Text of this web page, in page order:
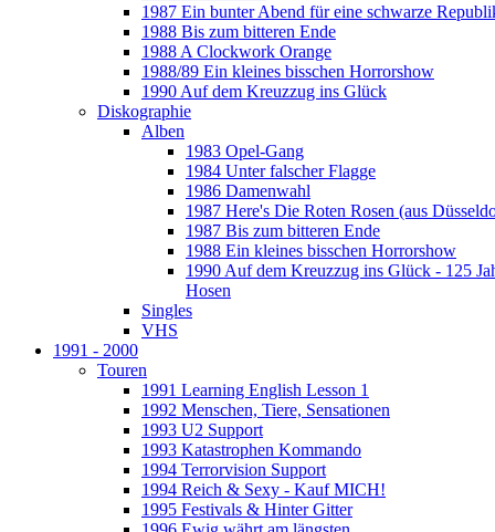
1987 Ein bunter Abend für eine schwarze
1988 Bis zum bitteren Ende
1988 A Clockwork Orange
1988/89 Ein kleines bisschen Horrorshow
1990 Auf dem Kreuzzug ins Glück
Diskographie
Alben
1983 Opel-Gang
1984 Unter falscher Flagge
1986 Damenwahl
1987 Here's Die Roten Rosen (aus
1987 Bis zum bitteren Ende
1988 Ein kleines bisschen Horrorshow
1990 Auf dem Kreuzzug ins Glück - 125
Hosen
Singles
VHS
1991 - 2000
Touren
1991 Learning English Lesson 1
1992 Menschen, Tiere, Sensationen
1993 U2 Support
1993 Katastrophen Kommando
1994 Terrorvision Support
1994 Reich & Sexy - Kauf MICH!
1995 Festivals & Hinter Gitter